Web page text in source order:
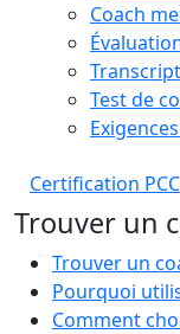
Coach
Test de
Certification PCC
Trouver un
Trouver un
Pourquoi
Comment